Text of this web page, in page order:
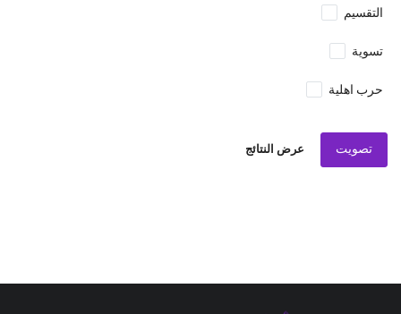
التقسيم
تسوية
حرب اهلية
تصويت عرض النتائج